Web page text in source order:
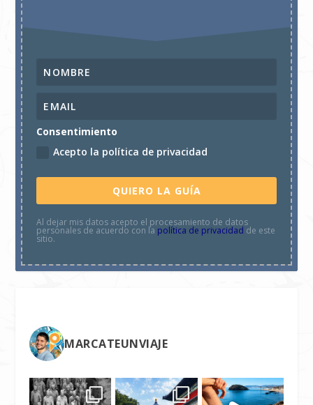
Consentimiento
Acepto la política de privacidad
QUIERO LA GUÍA
Al dejar mis datos acepto el procesamiento de datos
personales de acuerdo con la política de privacidad de este
sitio.
MARCATEUNVIAJE